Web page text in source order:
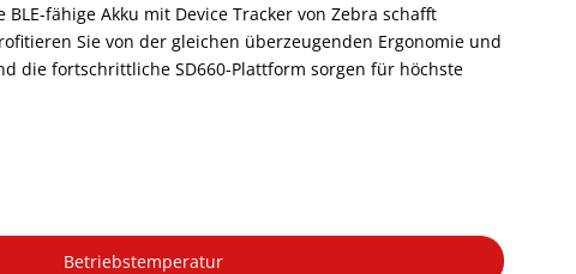
fähige Akku mit Device Tracker von Zebra schafft
Sie von der gleichen überzeugenden Ergonomie und
die fortschrittliche SD660-Plattform sorgen für höchste
Betriebstemperatur